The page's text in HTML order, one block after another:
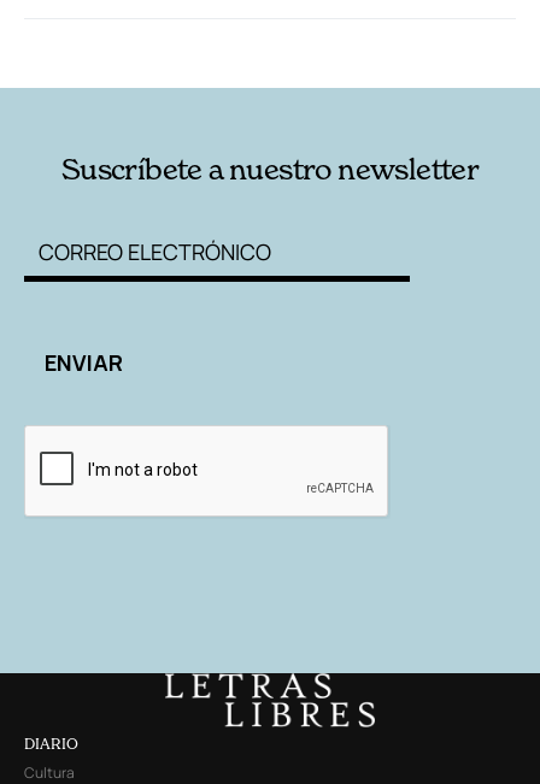
Suscríbete a nuestro newsletter
DIARIO
Cultura